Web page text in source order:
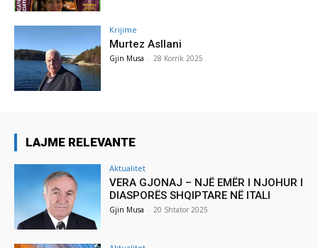
Krijime
Murtez Asllani
Gjin Musa - 28 Korrik 2025
LAJME RELEVANTE
Aktualitet
VERA GJONAJ – NJË EMËR I NJOHUR I
DIASPORËS SHQIPTARE NË ITALI
Gjin Musa - 20 Shtator 2025